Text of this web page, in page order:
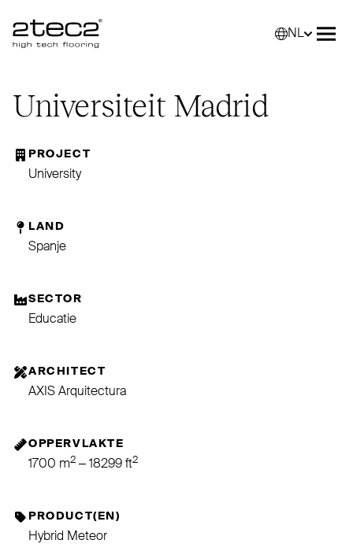
Primary
NL
Uni­versiteit Madrid
PROJECT
University
LAND
Spanje
SECTOR
Educatie
ARCHITECT
AXIS Arquitectura
OPPERVLAKTE
1700 m2 – 18299 ft2
PRODUCT(EN)
Hybrid Meteor